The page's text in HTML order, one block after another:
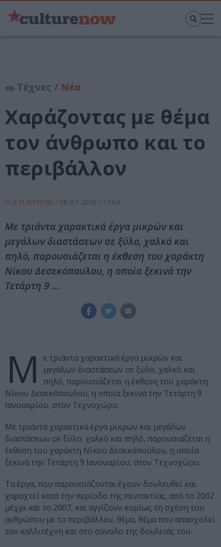
Τέχνες / Νέα
Χαράζοντας με θέμα
τον άνθρωπο και το
περιβάλλον
CULTURENOW / 08-07-2008 / 17:04
Με τριάντα χαρακτικά έργα μικρών και
μεγάλων διαστάσεων σε ξύλο, χαλκό και
πηλό, παρουσιάζεται η έκθεση του χαράκτη
Νίκου Δεσεκόπουλου, η οποία ξεκινά την
Τετάρτη 9 …
Μ
ε τριάντα χαρακτικά έργα μικρών και
μεγάλων διαστάσεων σε ξύλο, χαλκό και
πηλό, παρουσιάζεται η έκθεση του χαράκτη
Νίκου Δεσεκόπουλου, η οποία ξεκινά την Τετάρτη 9
Ιανουαρίου, στον Τεχνοχώρο.
Με τριάντα χαρακτικά έργα μικρών και μεγάλων
διαστάσεων σε ξύλο, χαλκό και πηλό, παρουσιάζεται η
έκθεση του χαράκτη Νίκου Δεσεκόπουλου, η οποία
ξεκινά την Τετάρτη 9 Ιανουαρίου, στον Τεχνοχώρο.
Τα έργα, που παρουσιάζονται έχουν δουλευθεί και
χαραχτεί κατά την περίοδο της πενταετίας, από το 2002
μέχρι και το 2007, και αγγίζουν κυρίως τη σχέση του
ανθρώπου με το περιβάλλον, θέμα, θέμα που απασχολεί
τον καλλιτέχνη και στο σύνολο της δουλειάς του.